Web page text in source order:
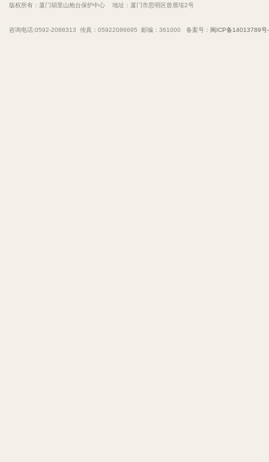
版权所有：厦门胡里山炮台保护中心 地址：厦门市思明区曾厝垵2号
咨询电话:0592-2088313 传真：05922086695 邮编：361000 备案号： 闽ICP备14013789号